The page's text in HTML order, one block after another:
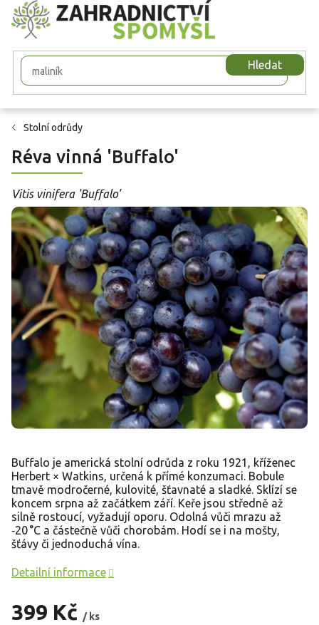
Přejít
na
obsah
Hledat
Stolní odrůdy
Réva vinná 'Buffalo'
Vitis vinifera 'Buffalo'
399 Kč / ks
Buffalo je americká stolní odrůda z roku 1921, kříženec
Herbert × Watkins, určená k přímé konzumaci. Bobule
tmavě modročerné, kulovité, šťavnaté a sladké. Sklízí se
koncem srpna až začátkem září. Keře jsou středně až
silně rostoucí, vyžadují oporu. Odolná vůči mrazu až
‑20 °C a částečně vůči chorobám. Hodí se i na mošty,
šťávy či jednoduchá vína.
Detailní informace